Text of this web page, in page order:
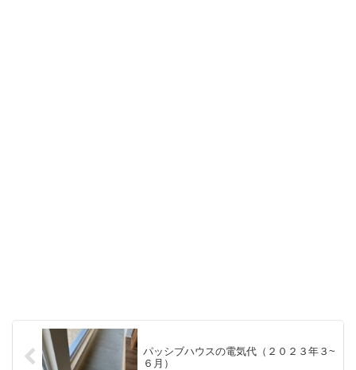
パッシブハウスの電気代（２０２３年３~
６月）